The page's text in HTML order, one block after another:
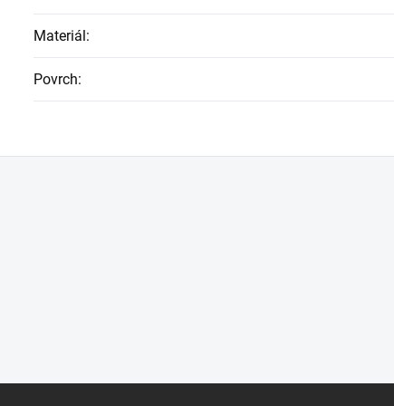
Materiál:
Povrch: